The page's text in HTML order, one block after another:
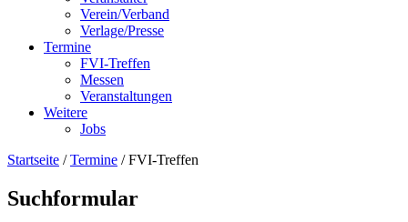
Verein/Verband
Verlage/Presse
Termine
FVI-Treffen
Messen
Veranstaltungen
Weitere
Jobs
Startseite /Termine /FVI-Treffen
Suchformular